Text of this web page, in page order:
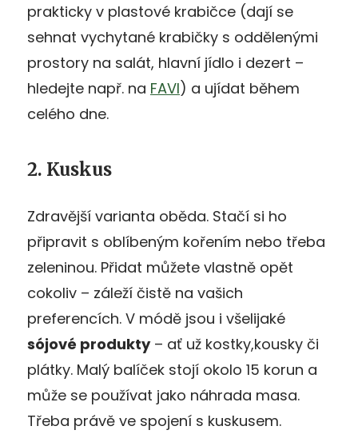
prakticky v plastové krabičce (dají se
sehnat vychytané krabičky s oddělenými
prostory na salát, hlavní jídlo i dezert –
hledejte např. na FAVI) a ujídat během
celého dne.
2. Kuskus
Zdravější varianta oběda. Stačí si ho
připravit s oblíbeným kořením nebo třeba
zeleninou. Přidat můžete vlastně opět
cokoliv – záleží čistě na vašich
preferencích. V módě jsou i všelijaké
sójové produkty– ať už kostky,kousky či
plátky. Malý balíček stojí okolo 15 korun a
může se používat jako náhrada masa.
Třeba právě ve spojení s kuskusem.